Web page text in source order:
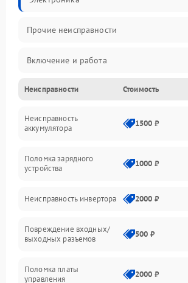
Прочие неисправности
Включение и работа
Работа с нагрузкой
Звук и индикация
Механические повреждения
Механика
Неисправности Стоимость
Неисправность
аккумулятора
1500 ₽
Поломка зарядного
устройства
1000 ₽
Неисправность инвертора 2000 ₽
Повреждение входных/
выходных разъемов
500 ₽
Поломка платы
управления
2000 ₽